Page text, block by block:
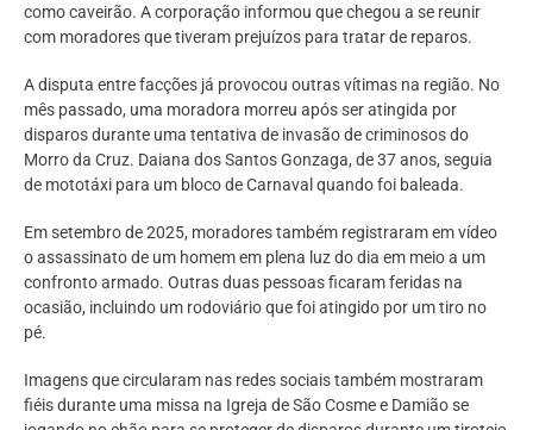
como caveirão. A corporação informou que chegou a se reunir
com moradores que tiveram prejuízos para tratar de reparos.
A disputa entre facções já provocou outras vítimas na região. No
mês passado, uma moradora morreu após ser atingida por
disparos durante uma tentativa de invasão de criminosos do
Morro da Cruz. Daiana dos Santos Gonzaga, de 37 anos, seguia
de mototáxi para um bloco de Carnaval quando foi baleada.
Em setembro de 2025, moradores também registraram em vídeo
o assassinato de um homem em plena luz do dia em meio a um
confronto armado. Outras duas pessoas ficaram feridas na
ocasião, incluindo um rodoviário que foi atingido por um tiro no
pé.
Imagens que circularam nas redes sociais também mostraram
fiéis durante uma missa na Igreja de São Cosme e Damião se